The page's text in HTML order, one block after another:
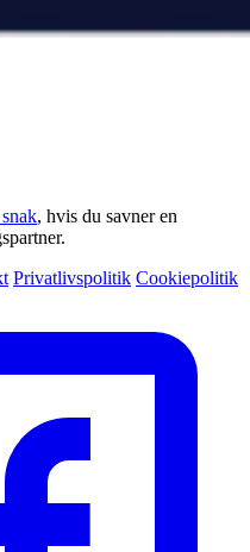
, hvis du savner en
Privatlivspolitik Cookiepolitik